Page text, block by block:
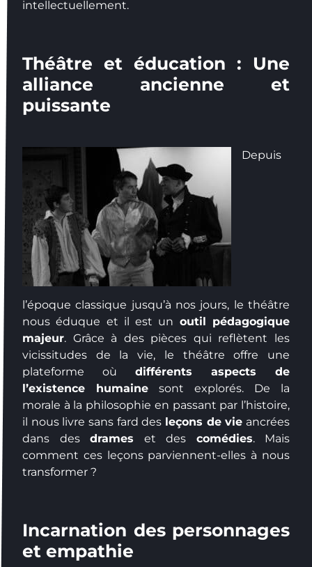
intellectuellement.
Théâtre et éducation : Une
alliance ancienne et
puissante
Depuis
l’époque classique jusqu’à nos jours, le théâtre
nous éduque et il est un outil pédagogique
majeur. Grâce à des pièces qui reflètent les
vicissitudes de la vie, le théâtre offre une
plateforme où différents aspects de
l’existence humaine sont explorés. De la
morale à la philosophie en passant par l’histoire,
il nous livre sans fard des leçons de vie ancrées
dans des drames et des comédies. Mais
comment ces leçons parviennent-elles à nous
transformer ?
Incarnation des personnages
et empathie